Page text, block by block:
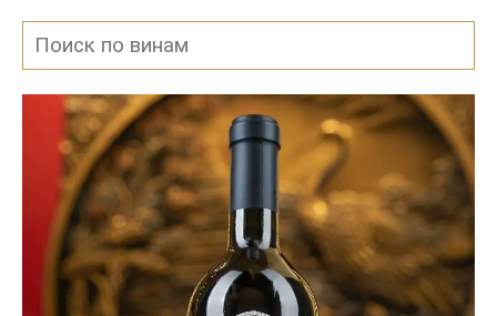
в белых винах.
вкусовых оттенков и насыщенными ароматами,
что обусловлено высокогорным терруаром и
интенсивным солнцем региона. Красные вариации
имеют глубокий рубиновый цвет и яркий аромат с
нотами спелых слив, чёрной вишни, ежевики и
характерными оттенками специй, шоколада и
кожи. Во вкусе они мощные, округлые, с
бархатистыми танинами. Белые вина выделяются
свежестью и выразительностью, они